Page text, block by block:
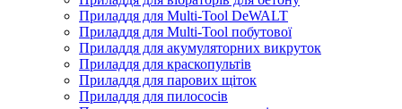
Приладдя для Multi-Tool DeWALT
Приладдя для Multi-Tool побутової
Приладдя для акумуляторних викруток
Приладдя для краскопультів
Приладдя для парових щіток
Приладдя для пилососів